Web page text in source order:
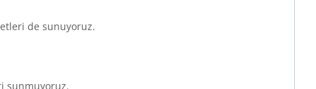
de sunuyoruz.
sunmuyoruz.